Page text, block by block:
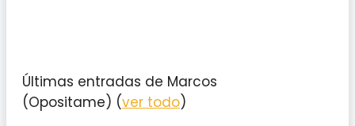
Últimas entradas de Marcos
(Opositame) (ver todo)